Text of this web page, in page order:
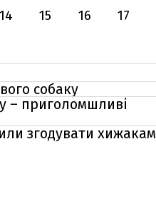
14 15 16
17
собаку
– приголомшливі
згодувати хижакам